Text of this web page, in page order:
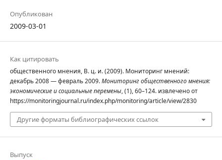
Опубликован
2009-03-01
Как цитировать
общественного мнения, В. ц. и. (2009). Мониторинг мнений:
декабрь 2008 — февраль 2009.Мониторинг общественного мнения:
экономические и социальные перемены, (1), 60–124. извлечено от
https://monitoringjournal.ru/index.php/monitoring/article/view/2830
Другие форматы библиографических ссылок
Выпуск